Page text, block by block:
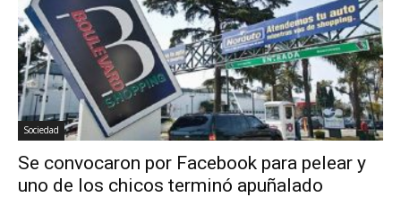
Sociedad
Se convocaron por Facebook para pelear y
uno de los chicos terminó apuñalado